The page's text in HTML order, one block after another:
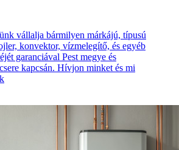
vállalja bármilyen márkájú, típusú
konvektor, vízmelegítő, és egyéb
garanciával Pest megye és
kapcsán. Hívjon minket és mi